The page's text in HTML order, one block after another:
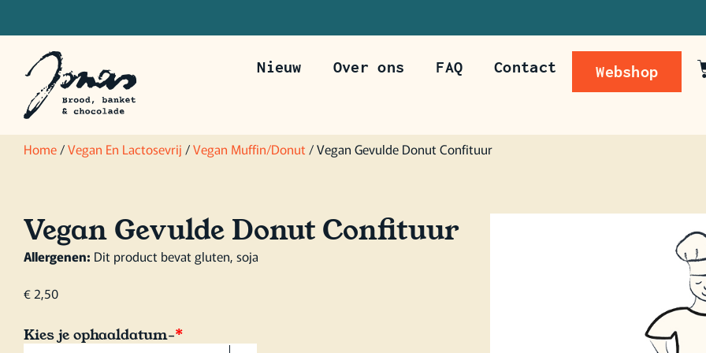
Bestel voor 20u om je bestelling de volgende dag op te halen
Nieuw Over ons FAQ Contact Webshop
Home/Vegan En Lactosevrij /Vegan Muffin/Donut / Vegan Gevulde Donut Confituur
Vegan Gevulde Donut Confituur
Allergenen: Dit product bevat gluten, soja
€2,50
*
Kies je ophaaldatum-